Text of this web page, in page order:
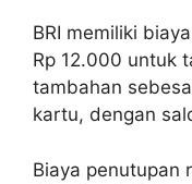
BRI memiliki
Rp 12.000 untuk
tambahan
kartu, dengan
Biaya penutupan